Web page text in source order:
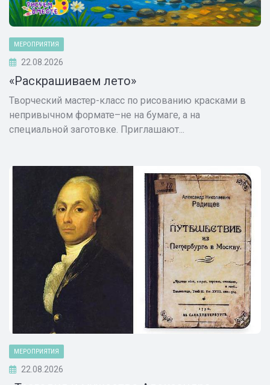
МЕРОПРИЯТИЯ
22.08.2026
«Раскрашиваем лето»
Творческий мастер-класс по рисованию красками в
непривычном формате–не на бумаге, а на
специальной заготовке. Приглашают...
МЕРОПРИЯТИЯ
22.08.2026